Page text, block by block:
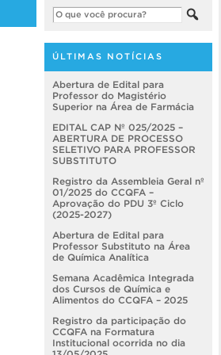
ÚLTIMAS NOTÍCIAS
Abertura de Edital para
Professor do Magistério
Superior na Área de Farmácia
EDITAL CAP Nº 025/2025 –
ABERTURA DE PROCESSO
SELETIVO PARA PROFESSOR
SUBSTITUTO
Registro da Assembleia Geral nº
01/2025 do CCQFA –
Aprovação do PDU 3º Ciclo
(2025-2027)
Abertura de Edital para
Professor Substituto na Área
de Química Analítica
Semana Acadêmica Integrada
dos Cursos de Química e
Alimentos do CCQFA – 2025
Registro da participação do
CCQFA na Formatura
Institucional ocorrida no dia